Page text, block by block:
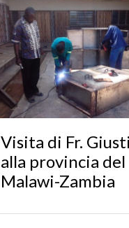
Visita di Fr. Giusti
alla provincia del
Malawi-Zambia